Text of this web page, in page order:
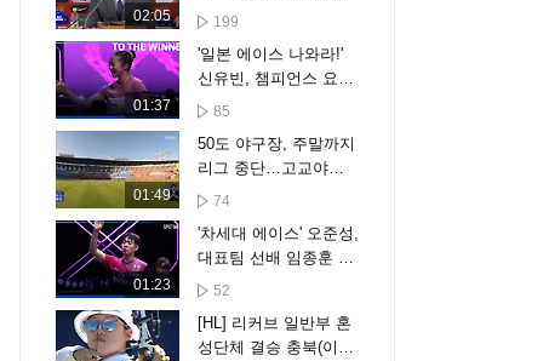
02:05
색 대상
199
01:37
'일본 에이스 나와라!'
신유빈, 챔피언스 요코
하마 8강 진출 [스포타
85
01:49
50도 야구장, 주말까지
리그 중단…고교야구·
골프도 곤혹
74
01:23
'차세대 에이스' 오준성,
대표팀 선배 임종훈 꺾
고 8강 진출 [스포타임
52
[HL] 리커브 일반부 혼
성단체 결승 충북(이한